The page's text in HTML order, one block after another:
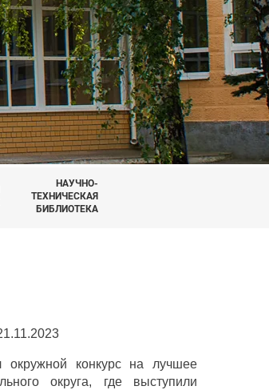
НАУЧНО-
ТЕХНИЧЕСКАЯ
БИБЛИОТЕКА
конкурс на лучшее
округа, где выступили